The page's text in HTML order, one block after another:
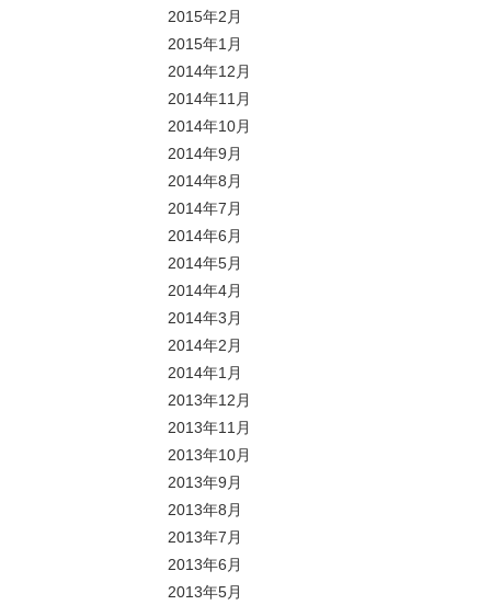
2015年2月
2015年1月
2014年12月
2014年11月
2014年10月
2014年9月
2014年8月
2014年7月
2014年6月
2014年5月
2014年4月
2014年3月
2014年2月
2014年1月
2013年12月
2013年11月
2013年10月
2013年9月
2013年8月
2013年7月
2013年6月
2013年5月